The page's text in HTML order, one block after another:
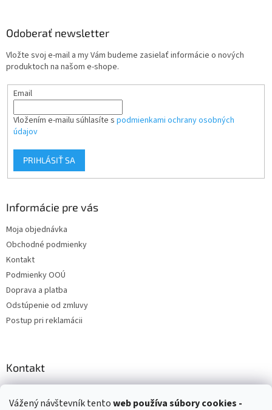
Vážený návštevník tentoweb používasúbory cookies -
Odoberať newsletter
Vložte svoj e-mail a my Vám budeme zasielať informácie o nových
produktoch na našom e-shope.
Email
Vložením e-mailu súhlasíte s podmienkami ochrany osobných
údajov
PRIHLÁSIŤ SA
Informácie pre vás
Moja objednávka
Obchodné podmienky
Kontakt
Podmienky OOÚ
Doprava a platba
Odstúpenie od zmluvy
Postup pri reklamácii
Kontakt